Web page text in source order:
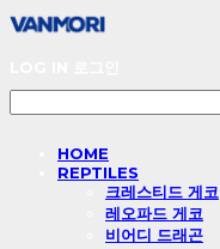
HOME
REPTILES
크레스티드 게코
레오파드 게코
비어디 드래곤